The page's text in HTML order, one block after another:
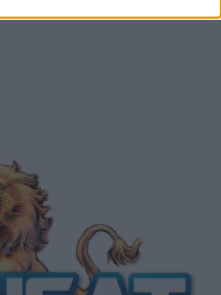
TV:stä